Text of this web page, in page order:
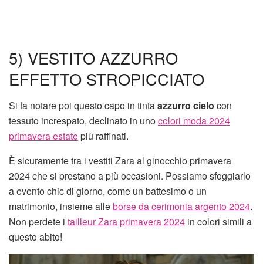
5) VESTITO AZZURRO
EFFETTO STROPICCIATO
Si fa notare poi questo capo in tintaazzurro cielo con
tessuto increspato, declinato in unocolori moda 2024
primavera estatepiù raffinati.
È sicuramente tra i vestiti Zara al ginocchio primavera
2024 che si prestano a più occasioni. Possiamo sfoggiarlo
a evento chic di giorno, come un battesimo o un
matrimonio, insieme alleborse da cerimonia argento 2024.
Non perdete i tailleur Zara primavera 2024 in colori simili a
questo abito!